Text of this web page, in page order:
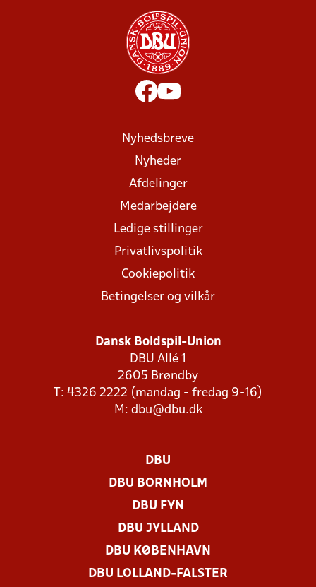
Nyhedsbreve
Nyheder
Afdelinger
Medarbejdere
Ledige stillinger
Privatlivspolitik
Cookiepolitik
Betingelser og vilkår
Dansk Boldspil-Union
DBU Allé 1
2605 Brøndby
T: 4326 2222 (mandag - fredag 9-16)
M: dbu@dbu.dk
DBU
DBU BORNHOLM
DBU FYN
DBU JYLLAND
DBU KØBENHAVN
DBU LOLLAND-FALSTER